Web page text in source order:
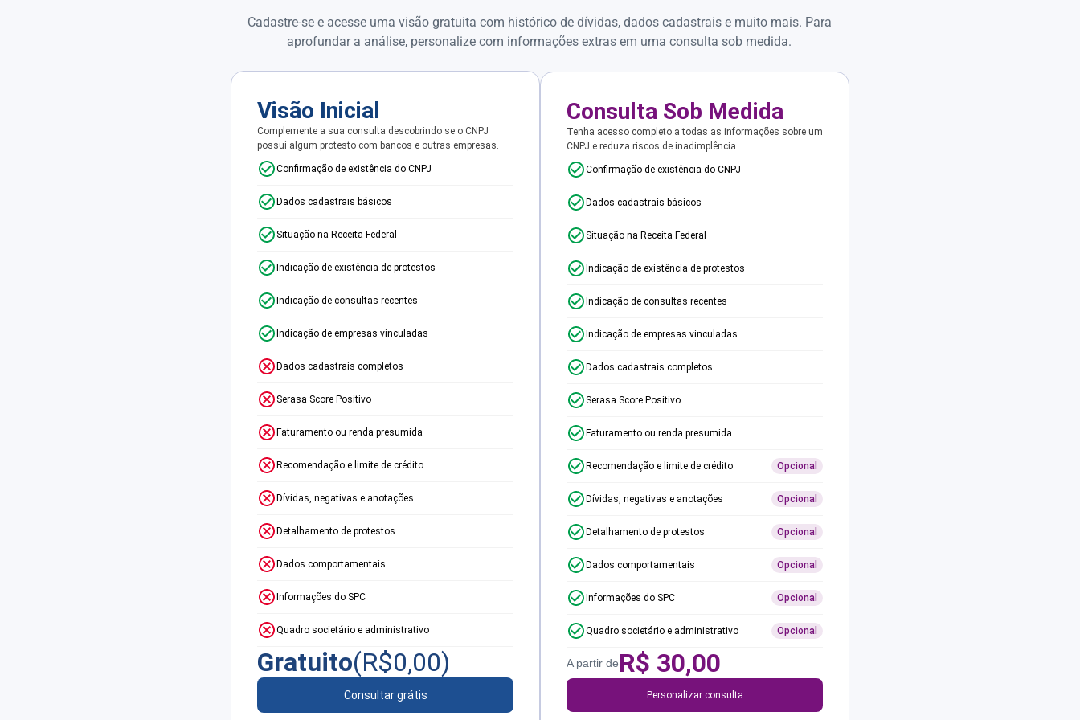
Cadastre-se e acesse uma visão gratuita com histórico de dívidas, dados cadastrais e muito mais. Para
aprofundar a análise, personalize com informações extras em uma consulta sob medida.
Visão Inicial
Complemente a sua consulta descobrindo se o CNPJ
possui algum protesto com bancos e outras empresas.
Confirmação de existência do CNPJ
Dados cadastrais básicos
Situação na Receita Federal
Indicação de existência de protestos
Indicação de consultas recentes
Indicação de empresas vinculadas
Dados cadastrais completos
Serasa Score Positivo
Faturamento ou renda presumida
Recomendação e limite de crédito
Dívidas, negativas e anotações
Detalhamento de protestos
Dados comportamentais
Informações do SPC
Quadro societário e administrativo
Gratuito(R$0,00)
Consultar grátis
Consulta Sob Medida
Tenha acesso completo a todas as informações sobre um
CNPJ e reduza riscos de inadimplência.
Confirmação de existência do CNPJ
Dados cadastrais básicos
Situação na Receita Federal
Indicação de existência de protestos
Indicação de consultas recentes
Indicação de empresas vinculadas
Dados cadastrais completos
Serasa Score Positivo
Faturamento ou renda presumida
Recomendação e limite de crédito Opcional
Dívidas, negativas e anotações Opcional
Detalhamento de protestos Opcional
Dados comportamentais Opcional
Informações do SPC Opcional
Quadro societário e administrativo Opcional
A partir deR$ 30,00
Personalizar consulta